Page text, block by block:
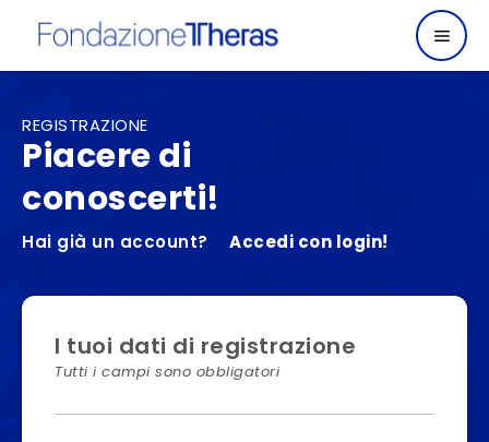
REGISTRAZIONE
Piacere di
conoscerti!
Hai già un account? Accedi con login!
I tuoi dati di registrazione
Tutti i campi sono obbligatori